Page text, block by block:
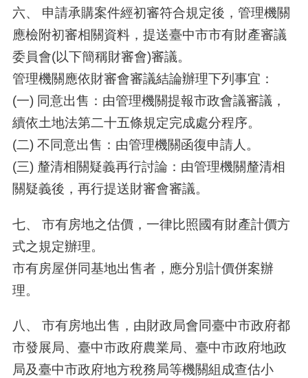
六、 申請承購案件經初審符合規定後，管理機關
應檢附初審相關資料，提送臺中市市有財產審議
委員會(以下簡稱財審會)審議。
管理機關應依財審會審議結論辦理下列事宜：
(一) 同意出售：由管理機關提報市政會議審議，
續依土地法第二十五條規定完成處分程序。
(二) 不同意出售：由管理機關函復申請人。
(三) 釐清相關疑義再行討論：由管理機關釐清相
關疑義後，再行提送財審會審議。
七、 市有房地之估價，一律比照國有財產計價方
式之規定辦理。
市有房屋併同基地出售者，應分別計價併案辦
理。
八、 市有房地出售，由財政局會同臺中市政府都
市發展局、臺中市政府農業局、臺中市政府地政
局及臺中市政府地方稅務局等機關組成查估小